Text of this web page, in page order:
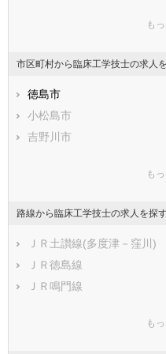
神奈
石川県
福井
静岡県
滋賀県
兵庫県
山口
福岡県
佐賀県
熊本県
大分県
鹿児島県
も
市区町村から臨床工学技士の求人
徳島市
小松島市
吉野川市
名西郡神山町
海部郡牟岐町
海部郡海陽町
板野郡北島町
も
路線から臨床工学技士の求人を探
ＪＲ土讃線(多度津－窪川)
ＪＲ徳島線
ＪＲ鳴門線
も